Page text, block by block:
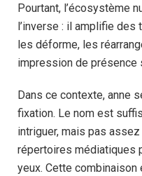
Pourtant, l’écosystème
l’inverse : il amplifie
les déforme, les
impression de présence
Dans ce contexte, anne
fixation. Le nom est
intriguer, mais pas
répertoires médiatiques
yeux. Cette